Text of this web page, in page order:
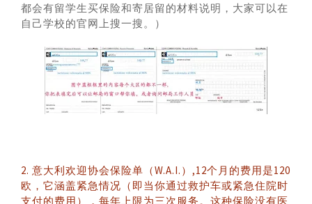
都会有留学生买保险和寄居留的材料说明，大家可以在
自己学校的官网上搜一搜。）
2. 意大利欢迎协会保险单（W.A.I.）,12个月的费用是120
欧，它涵盖紧急情况（即当你通过救护车或紧急住院时
支付的费用），每年上限为三次服务。这种保险没有医